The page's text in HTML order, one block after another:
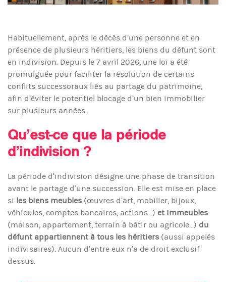
Habituellement, après le décès d’une personne et en
présence de plusieurs héritiers, les biens du défunt sont
en indivision. Depuis le 7 avril 2026, une loi a été
promulguée pour faciliter la résolution de certains
conflits successoraux liés au partage du patrimoine,
afin d’éviter le potentiel blocage d’un bien immobilier
sur plusieurs années.
Qu’est-ce que la période
d’indivision ?
La période d’indivision désigne une phase de transition
avant le partage d’une succession. Elle est mise en place
si les biens meubles (œuvres d’art, mobilier, bijoux,
véhicules, comptes bancaires, actions...) et immeubles
(maison, appartement, terrain à bâtir ou agricole...) du
défunt appartiennent à tous les héritiers (aussi appelés
indivisaires). Aucun d’entre eux n’a de droit exclusif
dessus.